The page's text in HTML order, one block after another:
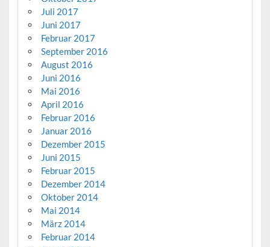
Juli 2017
Juni 2017
Februar 2017
September 2016
August 2016
Juni 2016
Mai 2016
April 2016
Februar 2016
Januar 2016
Dezember 2015
Juni 2015
Februar 2015
Dezember 2014
Oktober 2014
Mai 2014
März 2014
Februar 2014